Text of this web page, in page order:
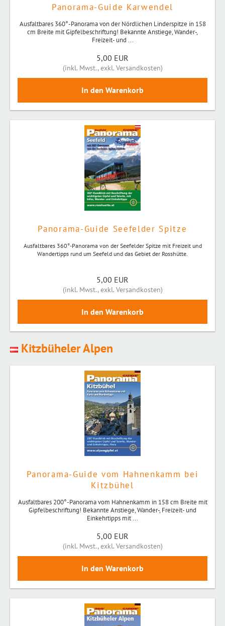
Panorama-Guide Karwendel
Ausfaltbares 360°-Panorama von der Nördlichen Linderspitze in 158
cm Breite mit Gipfelbeschriftung! Bekannte Anstiege, Wander-,
Freizeit- und ...
5,00 EUR
(inkl. Mwst.,exkl. Versandkosten)
Panorama-Guide Seefelder Spitze
Ausfaltbares 360°-Panorama von der Seefelder Spitze mit Freizeit und
Wandertipps rund um Seefeld und das Gebiet der Rosshütte.
5,00 EUR
(inkl. Mwst.,exkl. Versandkosten)
Kitzbüheler Alpen
Panorama-Guide vom Hahnenkamm bei
Kitzbühel
Ausfaltbares 200°-Panorama vom Hahnenkamm in 158 cm Breite mit
Gipfelbeschriftung! Bekannte Anstiege, Wander-, Freizeit- und
Einkehrtipps mit ...
5,00 EUR
(inkl. Mwst.,exkl. Versandkosten)